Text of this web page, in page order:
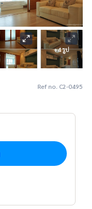
+4 รูป
Ref no. C2-0495